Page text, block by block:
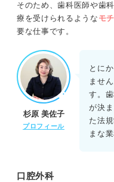
そのため、歯科医師や歯
療を受けられるような モ
要な仕事です。
杉原 美佐子
プロフィール
とに
ませ
す。
が決
た法
まな
口腔外科